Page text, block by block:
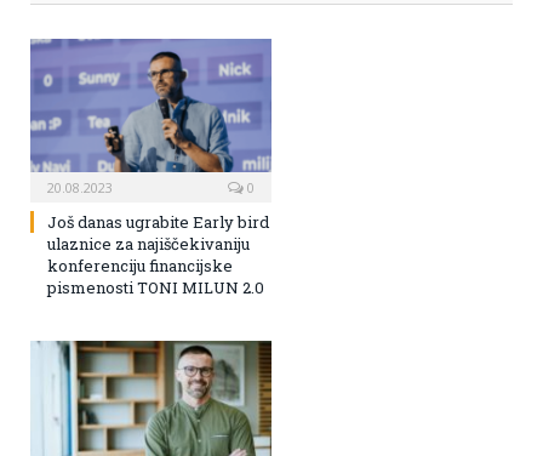
20.08.2023 0
Još danas ugrabite Early bird
ulaznice za najiščekivaniju
konferenciju financijske
pismenosti TONI MILUN 2.0